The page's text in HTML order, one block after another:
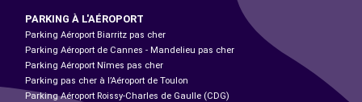
PARKING À L'AÉROPORT
Parking Aéroport Biarritz pas cher
Parking Aéroport de Cannes - Mandelieu pas cher
Parking Aéroport Nîmes pas cher
Parking pas cher à l’Aéroport de Toulon
Parking Aéroport Roissy-Charles de Gaulle (CDG)